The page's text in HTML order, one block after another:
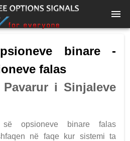
binare -
falas
i Sinjaleve
opsioneve binare falas
në faqe kur sistemi ta